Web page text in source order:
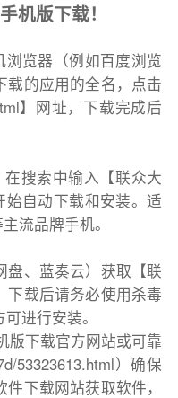
机版下载！
浏览器（例如百度浏览
载的应用的全名，点击
】网址，下载完成后
在搜索中输入【联众大
始自动下载和安装。适
流品牌手机。
盘、蓝奏云）获取【联
下载后请务必使用杀毒
进行安装。
版下载官方网站或可靠
53323613.html）确保
下载网站获取软件，